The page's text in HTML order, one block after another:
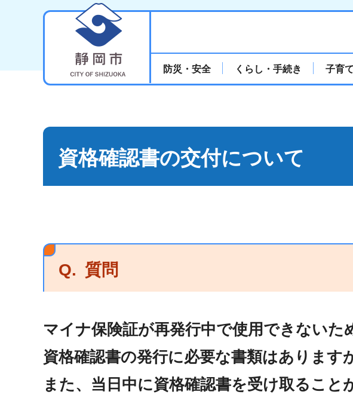
防災・安全 くらし・手続き 子育
資格確認書の交付について
Q. 質問
マイナ保険証が再発行中で使用できないた
資格確認書の発行に必要な書類はあります
また、当日中に資格確認書を受け取ること